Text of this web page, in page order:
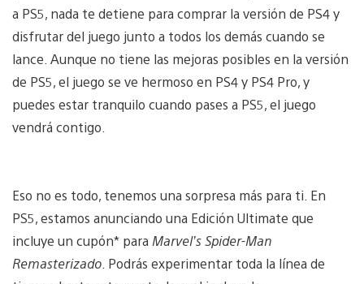
a PS5, nada te detiene para comprar la versión de PS4 y
disfrutar del juego junto a todos los demás cuando se
lance. Aunque no tiene las mejoras posibles en la versión
de PS5, el juego se ve hermoso en PS4 y PS4 Pro, y
puedes estar tranquilo cuando pases a PS5, el juego
vendrá contigo.
Eso no es todo, tenemos una sorpresa más para ti. En
PS5, estamos anunciando una Edición Ultimate que
incluye un cupón* para Marvel’s Spider-Man
Remasterizado . Podrás experimentar toda la línea de